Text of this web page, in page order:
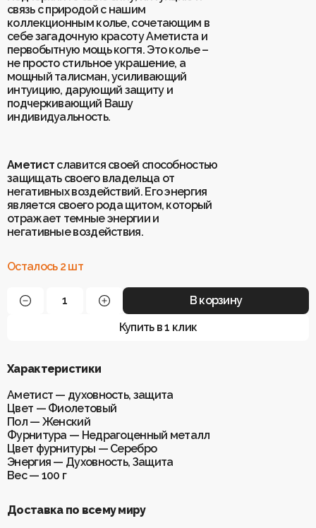
Для клиентов
Доставка
Оплата
Гарантия и возврат
Услуги по ремонту
Обучение «Браслеты Мастера: искусство
О Keklik
Блог
Отзывы
Контакты
ИП Шахрай Светлана Михайловна
ИНН 263500194811
ОГРН 305263515900181
Разработка сайта
связь с природой с нашим
коллекционным колье, сочетающим в
себе загадочную красоту Аметиста и
первобытную мощь когтя. Это колье –
не просто стильное украшение, а
мощный талисман, усиливающий
интуицию, дарующий защиту и
подчеркивающий Вашу
индивидуальность.
Аметист славится своей способностью
защищать своего владельца от
негативных воздействий. Его энергия
является своего рода щитом, который
отражает темные энергии и
негативные воздействия.
Осталось 2 шт
В корзину
Купить в 1 клик
Характеристики
Аметист — духовность, защита
Цвет — Фиолетовый
Пол — Женский
Фурнитура — Недрагоценный металл
Цвет фурнитуры — Серебро
Энергия — Духовность, Защита
Вес — 100 г
Доставка по всему миру